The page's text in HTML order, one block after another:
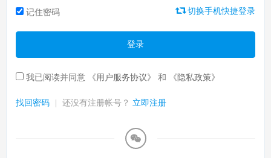
记住密码 切换手机快捷登录
登录
我已阅读并同意 《用户服务协议》 和 《隐私政策》
找回密码 还没有注册帐号？ 立即注册